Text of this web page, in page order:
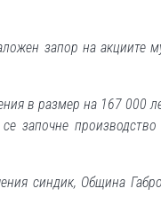
запор на акциите
в размер на 167 000
започне производство
синдик, Община